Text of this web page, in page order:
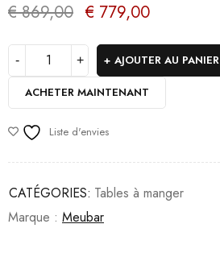
€869,00 € 779,00
AJOUTER AU PANIER
ACHETER MAINTENANT
Liste d'envies
CATÉGORIES: Tables à manger
Marque : Meubar